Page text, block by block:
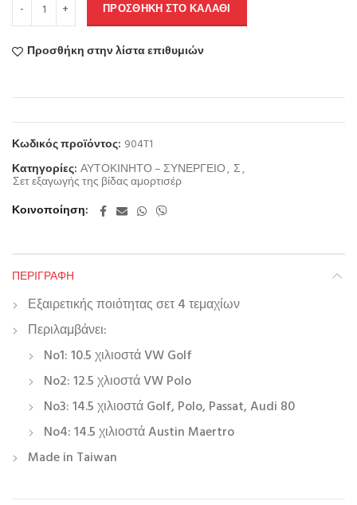
ΠΡΟΣΘΉΚΗ ΣΤΟ ΚΑΛΆΘΙ
Προσθήκη στην λίστα επιθυμιών
Κωδικός προϊόντος: 904T1
Κατηγορίες: ΑΥΤΟΚΙΝΗΤΟ – ΣΥΝΕΡΓΕΙΟ, Σ,
Σετ εξαγωγής της βίδας αμορτισέρ
Κοινοποίηση
ΠΕΡΙΓΡΑΦΉ
Εξαιρετικής ποιότητας σετ 4 τεμαχίων
Περιλαμβάνει:
No1: 10.5 χιλιοστά VW Golf
No2: 12.5 χλιοστά VW Polo
No3: 14.5 χιλιοστά Golf, Polo, Passat, Audi 80
No4: 14.5 χιλιοστά Austin Maertro
Made in Taiwan